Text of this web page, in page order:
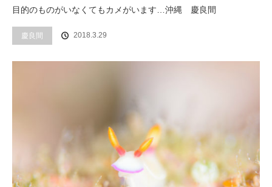
目的のものがいなくてもカメがいます…沖縄 慶良間
慶良間 2018.3.29